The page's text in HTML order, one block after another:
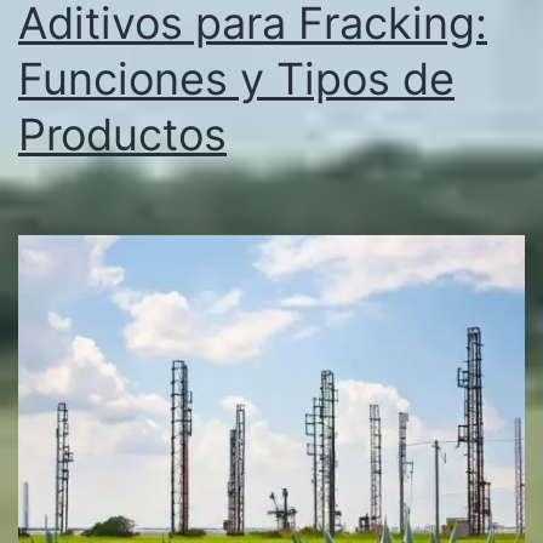
Aditivos para Fracking:
Funciones y Tipos de
Productos